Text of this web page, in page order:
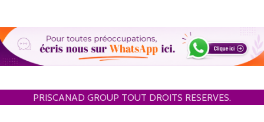
PRISCANAD GROUP TOUT DROITS RESERVES.